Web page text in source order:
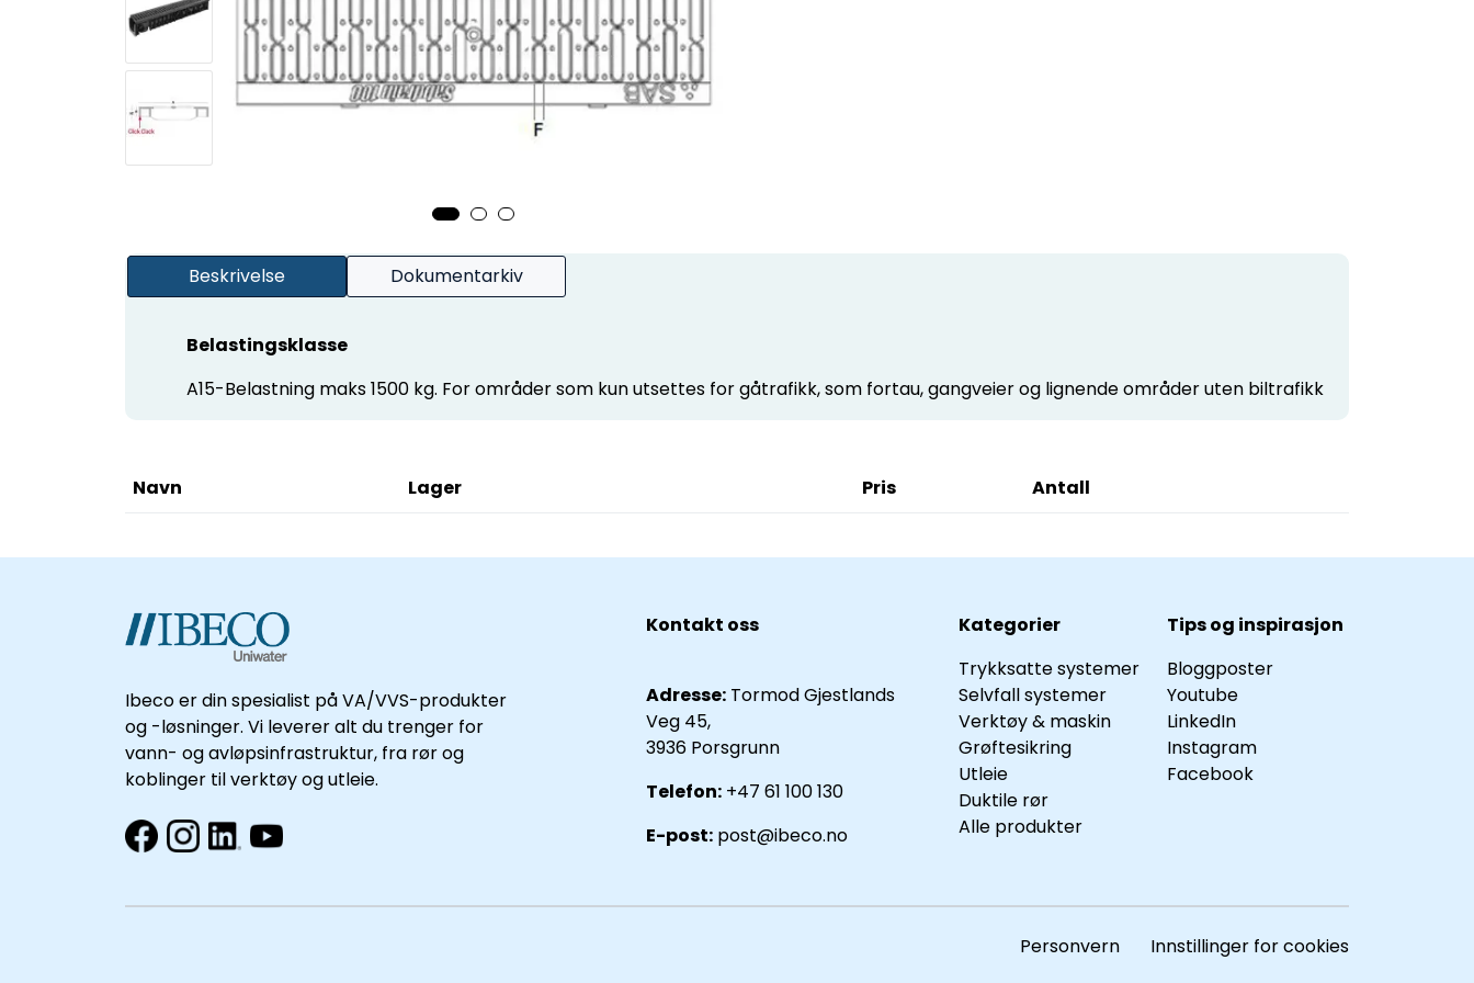
Beskrivelse Dokumentarkiv
Belastingsklasse
A15-Belastning maks 1500 kg. For områder som kun utsettes for gåtrafikk, som fortau, gangveier og lignende områder uten biltrafikk
Navn Lager Pris Antall
Personvern Innstillinger for cookies
Ibeco er din spesialist på VA/VVS-produkter
og -løsninger. Vi leverer alt du trenger for
vann- og avløpsinfrastruktur, fra rør og
koblinger til verktøy og utleie.
Kontakt oss
Adresse: Tormod Gjestlands
Veg 45,
3936 Porsgrunn
Telefon: +47 61 100 130
E-post: post@ibeco.no
Kategorier
Trykksatte systemer
Selvfall systemer
Verktøy & maskin
Grøftesikring
Utleie
Duktile rør
Alle produkter
Tips og inspirasjon
Bloggposter
Youtube
LinkedIn
Instagram
Facebook